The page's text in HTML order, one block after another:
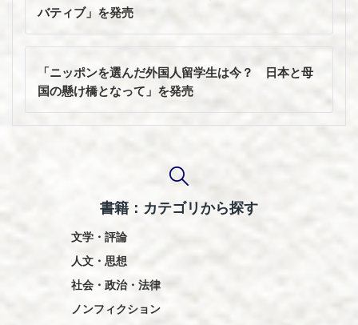
ナ
ビ
ゲ
シ
ン
バティブ」を発売
「ニッポンを選んだ外国人留学生は今？ 日本と母
国の懸け橋となって」を発売
書籍：カテゴリから探す
文学・評論
人文・思想
社会・政治・法律
ノンフィクション